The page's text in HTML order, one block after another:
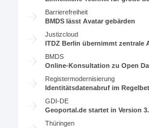
Barrierefreiheit
BMDS lässt Avatar gebärden
Justizcloud
ITDZ Berlin übernimmt zentrale
BMDS
Online-Konsultation zu Open
Registermodernisierung
Identitätsdatenabruf im
GDI-DE
Geoportal.de startet in Version
Thüringen